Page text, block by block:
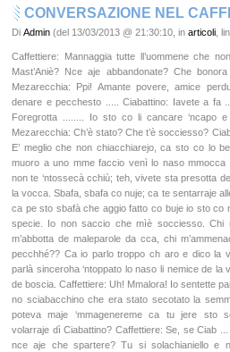
CONVERSAZIONE NEL
Di Admin (del 13/03/2013 @ 21:30:10, in articoli ,
Caffettiere: Mannaggia tutte ll’uommene che
Mast’Aniè? Nce aje abbandonate? Che
Mezarecchia: Ppi! Amante povere, amice
denare e pecchesto ..... Ciabattino: Iavete a fa
Foregrotta ........ Io sto co li cancare ‘ncapo
Mezarecchia: Ch’è stato? Che t’è socciesso?
E’ meglio che non chiacchiarejo, ca sto co lo
muoro a uno mme faccio venì lo naso mmocca
non te ‘ntossecà cchiù; teh, vivete sta presotta
la vocca. Sbafa, sbafa co nuje; ca te sentarraje
ca pe sto sbafà che aggio fatto co buje io sto co
specie. Io non saccio che mìè socciesso.
m’abbotta de maleparole da cca, chi
pecchhé?? Ca io parlo troppo ch aro e dico la
parlà sinceroha ‘ntoppato lo naso li nemice de la
de boscia. Caffettiere: Uh! Mmalora! Io sentette
no sciabacchino che era stato secotato la
poteva maje ‘mmagenereme ca tu jere sto
volarraje dì Ciabattino? Caffettiere: Se, se Ciab
nce aje che spartere? Tu si solachianiello e